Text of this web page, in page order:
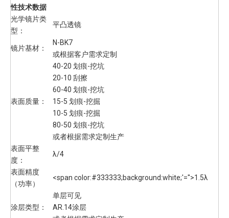
性技术数据
光学镜片类
型：
平凸透镜
镜片基材：
N-BK7
或根据客户需求定制
表面质量：
40-20 划痕-挖坑
20-10 刮擦
60-40 划痕-挖坑
15-5 划痕-挖掘
10-5 划痕-挖掘
80-50 划痕-挖坑
或者根据需求定制生产
表面平整
度：
λ/4
表面精度
（功率）
<span color:#333333;background:white;'=''>1.5λ
涂层类型：
单层可见
AR.14涂层